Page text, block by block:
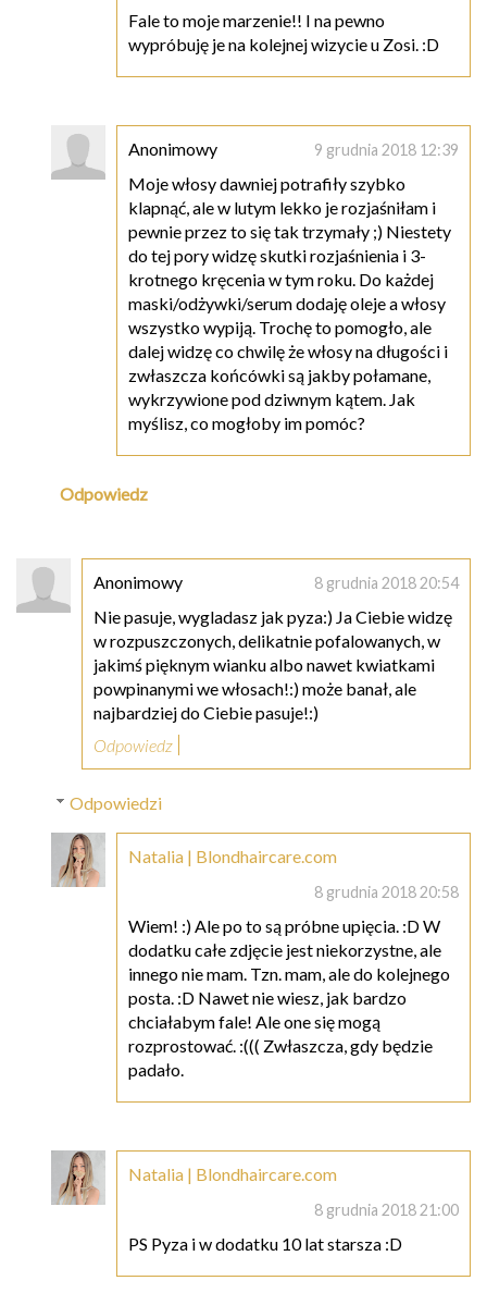
Fale to moje marzenie!! I na pewno
wypróbuję je na kolejnej wizycie u Zosi. :D
Anonimowy 9 grudnia 2018 12:39
Moje włosy dawniej potrafiły szybko
klapnąć, ale w lutym lekko je rozjaśniłam i
pewnie przez to się tak trzymały ;) Niestety
do tej pory widzę skutki rozjaśnienia i 3-
krotnego kręcenia w tym roku. Do każdej
maski/odżywki/serum dodaję oleje a włosy
wszystko wypiją. Trochę to pomogło, ale
dalej widzę co chwilę że włosy na długości i
zwłaszcza końcówki są jakby połamane,
wykrzywione pod dziwnym kątem. Jak
myślisz, co mogłoby im pomóc?
Odpowiedz
Anonimowy 8 grudnia 2018 20:54
Nie pasuje, wygladasz jak pyza:) Ja Ciebie widzę
w rozpuszczonych, delikatnie pofalowanych, w
jakimś pięknym wianku albo nawet kwiatkami
powpinanymi we włosach!:) może banał, ale
najbardziej do Ciebie pasuje!:)
Odpowiedz
Odpowiedzi
Natalia | Blondhaircare.com
8 grudnia 2018 20:58
Wiem! :) Ale po to są próbne upięcia. :D W
dodatku całe zdjęcie jest niekorzystne, ale
innego nie mam. Tzn. mam, ale do kolejnego
posta. :D Nawet nie wiesz, jak bardzo
chciałabym fale! Ale one się mogą
rozprostować. :((( Zwłaszcza, gdy będzie
padało.
Natalia | Blondhaircare.com
8 grudnia 2018 21:00
PS Pyza i w dodatku 10 lat starsza :D